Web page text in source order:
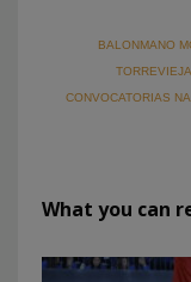
BALONMANO
TORREVIEJA
CONVOCATORIAS
What you can